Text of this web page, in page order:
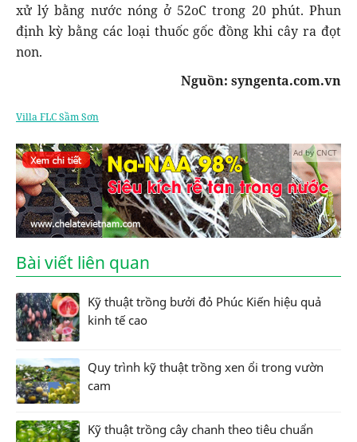
xử lý bằng nước nóng ở 52oC trong 20 phút. Phun
định kỳ bằng các loại thuốc gốc đồng khi cây ra đọt
non.
Nguồn: syngenta.com.vn
Villa FLC Sầm Sơn
Ad by CNCT
Bài viết liên quan
Kỹ thuật trồng bưởi đỏ Phúc Kiến hiệu quả
kinh tế cao
Quy trình kỹ thuật trồng xen ổi trong vườn
cam
Kỹ thuật trồng cây chanh theo tiêu chuẩn